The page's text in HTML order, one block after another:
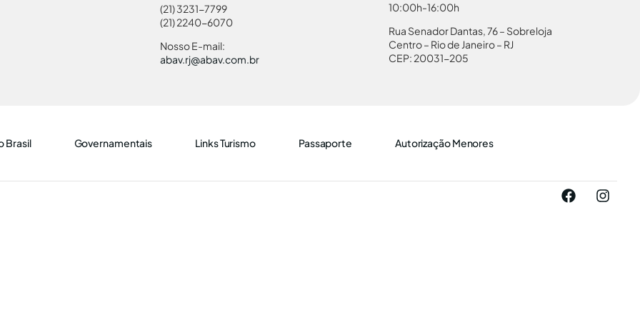
(21) 3231-7799
(21) 2240-6070
Nosso E-mail:
abav.rj@abav.com.br
10:00h-16:00h
Rua Senador Dantas, 76 – Sobreloja
Centro – Rio de Janeiro – RJ
CEP: 20031-205
Brasil Governamentais Links Turismo Passaporte Autorização Menores